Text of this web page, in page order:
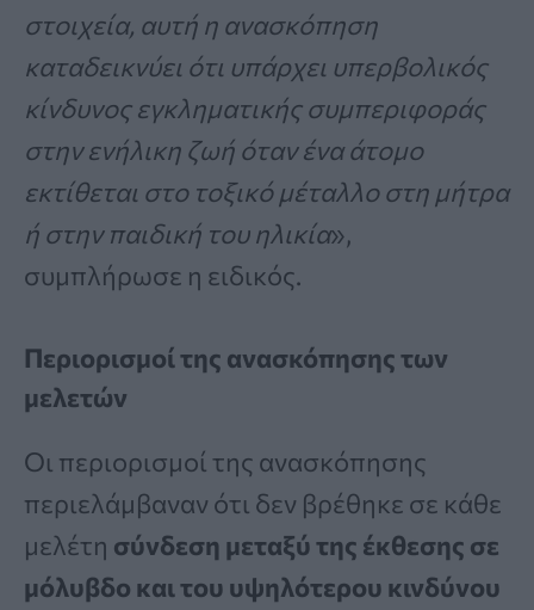
στοιχεία, αυτή η ανασκόπηση
καταδεικνύει ότι υπάρχει υπερβολικός
κίνδυνος εγκληματικής συμπεριφοράς
στην ενήλικη ζωή όταν ένα άτομο
εκτίθεται στο τοξικό μέταλλο στη μήτρα
ή στην παιδική του ηλικία»,
συμπλήρωσε η ειδικός.
Περιορισμοί της ανασκόπησης των
μελετών
Οι περιορισμοί της ανασκόπησης
περιελάμβαναν ότι δεν βρέθηκε σε κάθε
μελέτη σύνδεση μεταξύ της έκθεσης σε
μόλυβδο και του υψηλότερου κινδύνου